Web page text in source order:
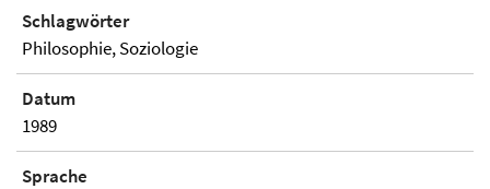
Schlagwörter
Philosophie, Soziologie
Datum
1989
Sprache